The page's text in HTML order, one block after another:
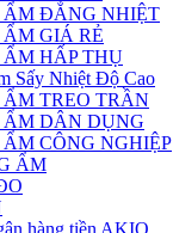
ĐẲNG NHIỆT
GIÁ RẺ
HẤP THỤ
Sấy Nhiệt Độ Cao
TREO TRẦN
DÂN DỤNG
CÔNG NGHIỆP
ẨM